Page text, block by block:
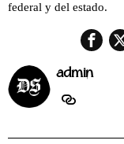
federal y del estado.
admin